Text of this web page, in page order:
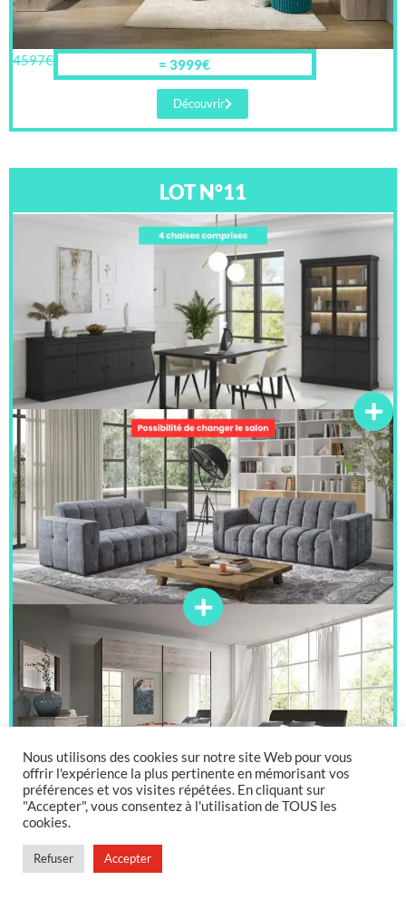
4597€ = 3999€
Découvrir
LOT N°11
5097€ = 4199€
Nous utilisons des cookies sur notre site Web pour vous
offrir l'expérience la plus pertinente en mémorisant vos
préférences et vos visites répétées. En cliquant sur
"Accepter", vous consentez à l'utilisation de TOUS les
cookies.
Refuser Accepter